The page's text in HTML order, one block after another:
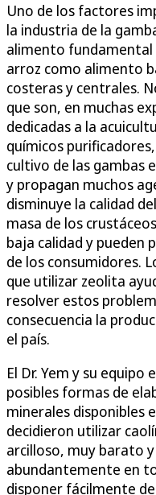
Uno de los factores
la industria de la
alimento fundamental
arroz como alimento
costeras y centrales.
que son, en muchas
dedicadas a la
químicos
cultivo de las gambas
y propagan muchos
disminuye la calidad
masa de los
baja calidad y pueden
de los consumidores.
que utilizar zeolita
resolver estos
consecuencia la
el país.
El Dr. Yem y su
posibles formas de
minerales disponibles
decidieron utilizar
arcilloso, muy barato
abundantemente en
disponer fácilmente